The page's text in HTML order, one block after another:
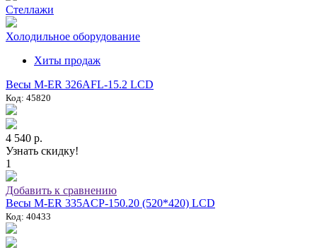
Стеллажи
Холодильное оборудование
Хиты продаж
Весы M-ER 326AFL-15.2 LCD
Код: 45820
4 540 р.
Узнать скидку!
1
Добавить к сравнению
Весы M-ER 335ACP-150.20 (520*420) LCD
Код: 40433